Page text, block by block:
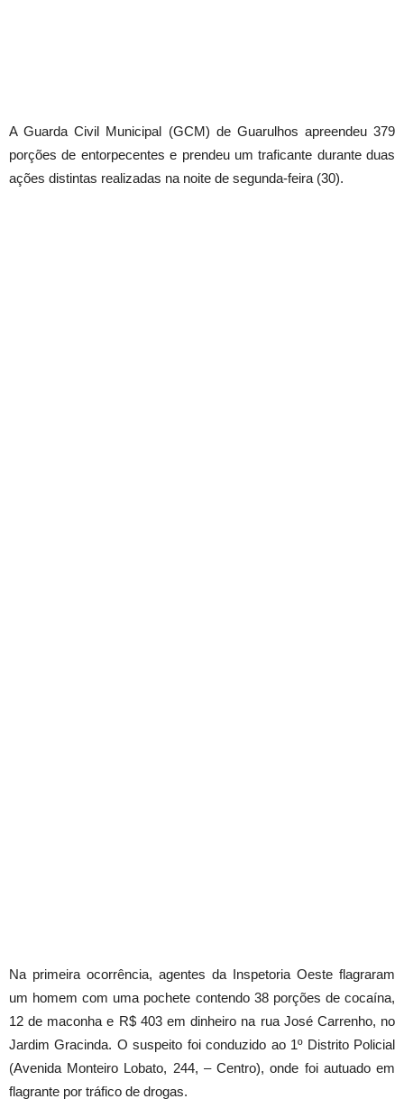
A Guarda Civil Municipal (GCM) de Guarulhos apreendeu 379
porções de entorpecentes e prendeu um traficante durante duas
ações distintas realizadas na noite de segunda-feira (30).
Na primeira ocorrência, agentes da Inspetoria Oeste flagraram
um homem com uma pochete contendo 38 porções de cocaína,
12 de maconha e R$ 403 em dinheiro na rua José Carrenho, no
Jardim Gracinda. O suspeito foi conduzido ao 1º Distrito Policial
(Avenida Monteiro Lobato, 244, – Centro), onde foi autuado em
flagrante por tráfico de drogas.